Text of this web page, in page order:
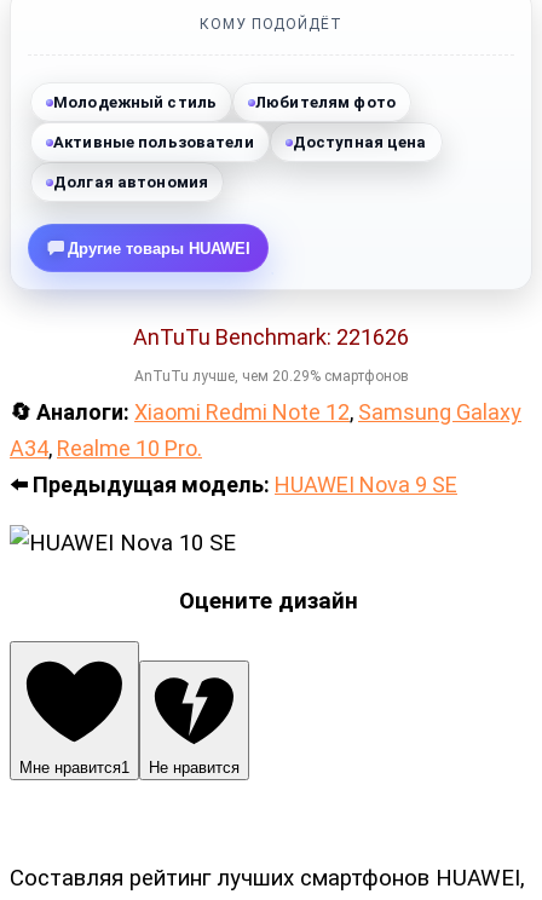
КОМУ ПОДОЙДЁТ
Другие товары HUAWEI
Молодежный стиль Любителям фото
Активные пользователи Доступная цена
Долгая автономия
AnTuTu Benchmark: 221626
AnTuTu лучше, чем 20.29% смартфонов
🔄 Аналоги: Xiaomi Redmi Note 12, Samsung Galaxy
A34, Realme 10 Pro.
⬅️ Предыдущая модель: HUAWEI Nova 9 SE
Оцените дизайн
Мне нравится1 Не нравится
Составляя рейтинг лучших смартфонов HUAWEI,